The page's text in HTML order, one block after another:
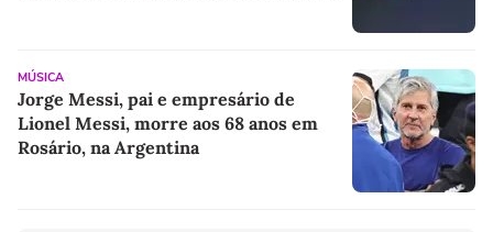
MÚSICA
Jorge Messi, pai e empresário de
Lionel Messi, morre aos 68 anos em
Rosário, na Argentina